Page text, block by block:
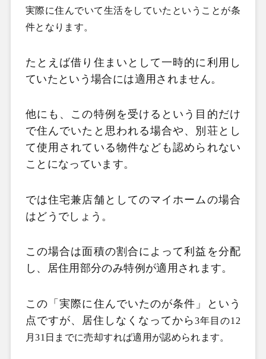
実際に住んでいて生活をしていたということが条
件となります。
たとえば借り住まいとして一時的に利用し
ていたという場合には適用されません。
他にも、この特例を受けるという目的だけ
で住んでいたと思われる場合や、別荘とし
て使用されている物件なども認められない
ことになっています。
では住宅兼店舗としてのマイホームの場合
はどうでしょう。
この場合は面積の割合によって利益を分配
し、居住用部分のみ特例が適用されます。
この「実際に住んでいたのが条件」という
点ですが、居住しなくなってから3年目の12
月31日までに売却すれば適用が認められます。